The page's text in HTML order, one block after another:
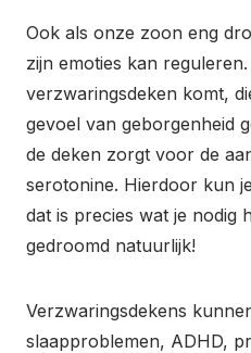
Ook als onze zoon eng
zijn emoties kan
verzwaringsdeken komt,
gevoel van geborgenheid
de deken zorgt voor de
serotonine. Hierdoor kun
dat is precies wat je nodig
gedroomd natuurlijk!
Verzwaringsdekens
slaapproblemen, ADHD,